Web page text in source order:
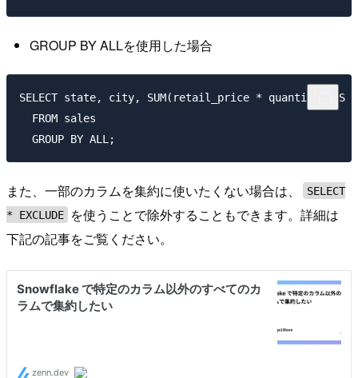
GROUP BY ALLを使用した場合
SELECT state, city, SUM(retail_price * quantity) AS
  FROM sales
また、一部のカラムを集約に使いたくない場合は、
SELECT
* EXCLUDE
を使うことで除外することもできます。詳細は
下記の記事をご覧ください。